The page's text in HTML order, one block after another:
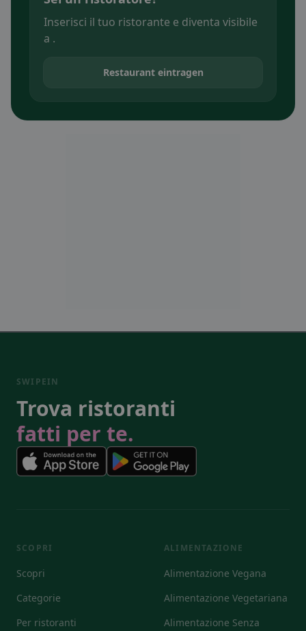
Inserisci il tuo ristorante e diventa visibile
a .
Restaurant eintragen
SWIPEIN
Trova ristoranti
fatti per te.
SCOPRI
Scopri
Categorie
Per ristoranti
ALIMENTAZIONE
Alimentazione Vegana
Alimentazione Vegetariana
Alimentazione Senza